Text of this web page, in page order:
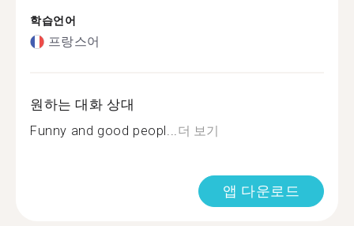
학습언어
프랑스어
원하는 대화 상대
Funny and good peopl...더 보기
앱 다운로드